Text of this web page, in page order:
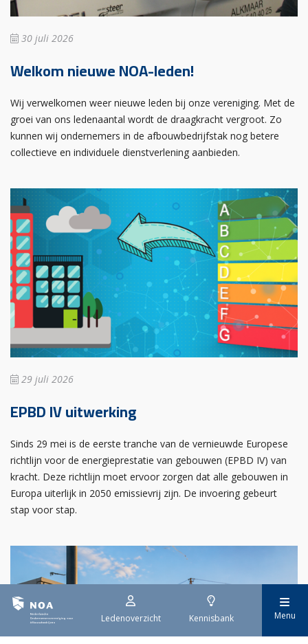
Ledenoverzicht Kennisbank Menu
30 juli 2026
Welkom nieuwe NOA-leden!
Wij verwelkomen weer nieuwe leden bij onze vereniging. Met de
groei van ons ledenaantal wordt de draagkracht vergroot. Zo
kunnen wij ondernemers in de afbouwbedrijfstak nog betere
collectieve en individuele dienstverlening aanbieden.
29 juli 2026
EPBD IV uitwerking
Sinds 29 mei is de eerste tranche van de vernieuwde Europese
richtlijn voor de energieprestatie van gebouwen (EPBD IV) van
kracht. Deze richtlijn moet ervoor zorgen dat alle gebouwen in
Europa uiterlijk in 2050 emissievrij zijn. De invoering gebeurt
stap voor stap.